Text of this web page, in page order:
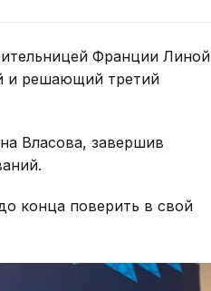
Франции Линой
и решающий третий
Власова, завершив
конца поверить в свой